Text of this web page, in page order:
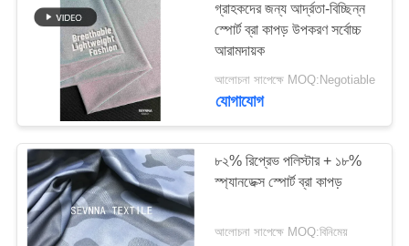
যোগ পোশাক ফ্যাব্রিক
164
গ্রাহকদের জন্য আর্দ্রতা-বিচ্ছিন্ন
স্পোর্ট ব্রা কাপড় উপকরণ সর্বোচ্চ
আরামদায়ক
আলোচনা সাপেক্ষে MOQ:Negotiable
যোগাযোগ
৮২% রিপ্রেভ পলিস্টার + ১৮%
স্প্যানডেক্স স্পোর্ট ব্রা কাপড়
আলোচনা সাপেক্ষে MOQ:বিনিমেয়